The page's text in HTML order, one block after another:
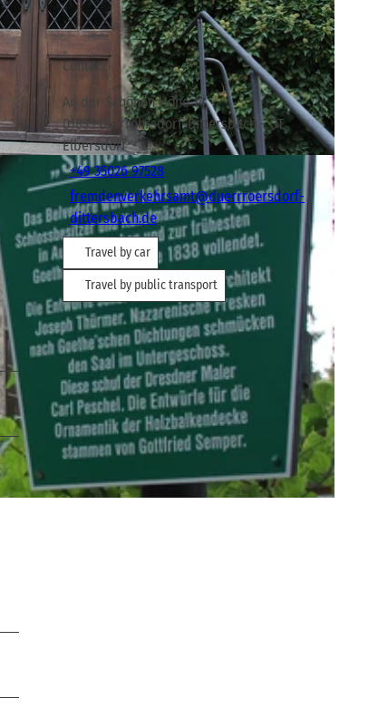
Contact
An der Schönen Höhe 14
01833Dürrröhrsdorf-Dittersbach - OT
Elbersdorf
+49 35026 97528
fremdenverkehrsamt@duerrroersdorf-
dittersbach.de
Travel by car
Travel by public transport